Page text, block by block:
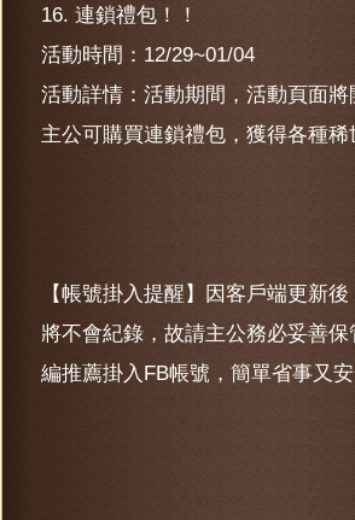
16. 連鎖禮包！！
活動時間：12/29~01/04
活動詳情：活動期間，活動頁面將
主公可購買連鎖禮包，獲得各種稀
【帳號掛入提醒】因客戶端更新
將不會紀錄，故請主公務必妥善
編推薦掛入FB帳號，簡單省事又安